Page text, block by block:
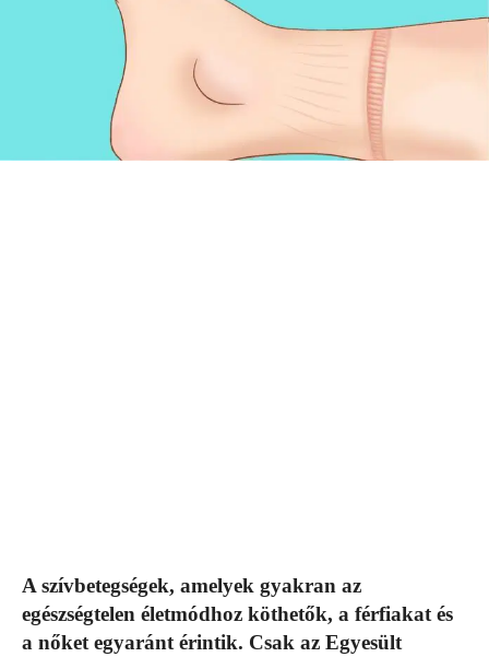
A szívbetegségek, amelyek gyakran az
egészségtelen életmódhoz köthetők, a férfiakat és
a nőket egyaránt érintik. Csak az Egyesült